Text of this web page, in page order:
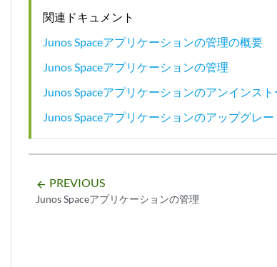
関連ドキュメント
Junos Spaceアプリケーションの管理の概要
Junos Spaceアプリケーションの管理
Junos Spaceアプリケーションのアンインス
Junos Spaceアプリケーションのアップグレー
arrow_backward PREVIOUS
Junos Spaceアプリケーションの管理